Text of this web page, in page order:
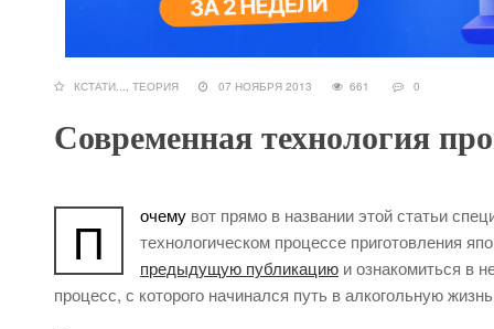
КСТАТИ... ТЕОРИЯ 07 НОЯБРЯ 2013 661 0
Современная технология
П очему вот прямо в названии этой статьи
технологическом процессе приготовления
предыдущую публикацию и ознакомиться в
процесс, с которого начинался путь в алкогольную